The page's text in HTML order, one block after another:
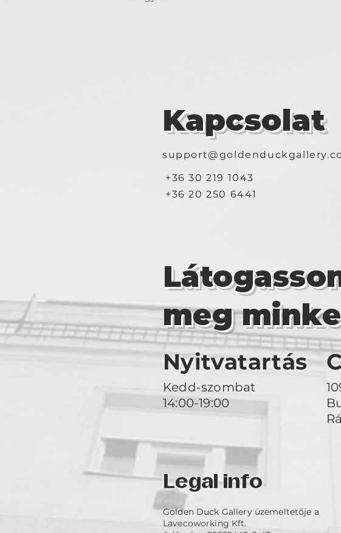
Kapcsolat
+36 30 219 1043
+36 20 250 6441
meg
Nyitvatartás
Kedd-szombat
14:00-19:00
Legal info
Golden Duck Gallery üzemeltetője a
Lavecoworking Kft.